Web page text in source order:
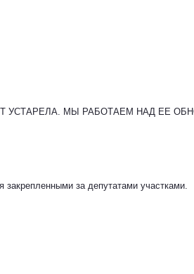
УСТАРЕЛА. МЫ РАБОТАЕМ НАД ЕЕ
закрепленными за депутатами участками.